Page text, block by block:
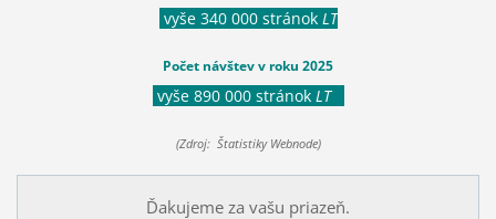
vyše 340 000 stránok LT
Počet návštev v roku 2025
vyše 890 000 stránok LT
(Zdroj: Štatistiky Webnode)
Ďakujeme za vašu priazeň.